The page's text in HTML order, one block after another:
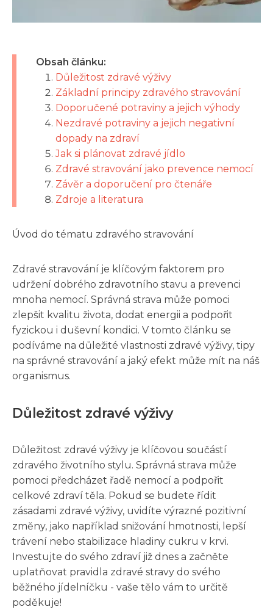
Obsah článku:
Důležitost zdravé výživy
Základní principy zdravého stravování
Doporučené potraviny a jejich výhody
Nezdravé potraviny a jejich negativní
dopady na zdraví
Jak si plánovat zdravé jídlo
Zdravé stravování jako prevence nemocí
Závěr a doporučení pro čtenáře
Zdroje a literatura
Úvod do tématu zdravého stravování
Zdravé stravování je klíčovým faktorem pro
udržení dobrého zdravotního stavu a prevenci
mnoha nemocí. Správná strava může pomoci
zlepšit kvalitu života, dodat energii a podpořit
fyzickou i duševní kondici. V tomto článku se
podíváme na důležité vlastnosti zdravé výživy, tipy
na správné stravování a jaký efekt může mít na náš
organismus.
Důležitost zdravé výživy
Důležitost zdravé výživy je klíčovou součástí
zdravého životního stylu. Správná strava může
pomoci předcházet řadě nemocí a podpořit
celkové zdraví těla. Pokud se budete řídit
zásadami zdravé výživy, uvidíte výrazné pozitivní
změny, jako například snižování hmotnosti, lepší
trávení nebo stabilizace hladiny cukru v krvi.
Investujte do svého zdraví již dnes a začněte
uplatňovat pravidla zdravé stravy do svého
běžného jídelníčku - vaše tělo vám to určitě
poděkuje!